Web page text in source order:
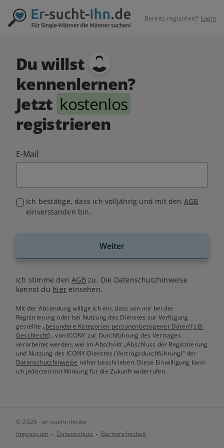
Bereits registriert? Login
Du willst
kennenlernen?
Jetzt kostenlos
registrieren
E-Mail
Ich bestätige, dass ich volljährig und mit den AGB
einverstanden bin.
Weiter
Ich stimme denAGB zu. Die Datenschutzhinweise
kannst du hiereinsehen.
Mit der Absendung willige ich ein, dass von mir bei der
Registrierung oder bei Nutzung des Dienstes zur Verfügung
gestellte„besondere Kategorien personenbezogener Daten“(z.B.
Geschlecht) , von ICONY zur Durchführung des Vertrages
verarbeitet werden, wie im Abschnitt „Abschluss der Registrierung
und Nutzung des ICONY-Dienstes (Vertragsdurchführung)“ der
Datenschutzhinweise näher beschrieben. Diese Einwilligung kann
ich jederzeit mit Wirkung für die Zukunft widerrufen.
© 2026 - er-sucht-ihn.de
Impressum
Datenschutz Barrierefreiheit